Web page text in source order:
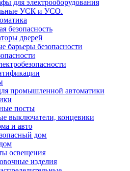
для электрооборудования
УСК и УСО.
безопасность
дверей
барьеры безопасности
промышленной автоматики
посты
выключатели, концевики
и авто
дом
освещения
изделия